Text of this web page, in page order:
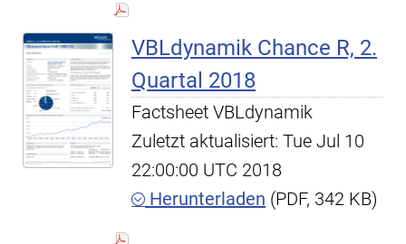
VBLdynamik Chance R, 2.
Quartal 2018
Factsheet VBLdynamik
Zuletzt aktualisiert: Tue Jul 10
22:00:00 UTC 2018
Herunterladen (PDF, 342 KB)